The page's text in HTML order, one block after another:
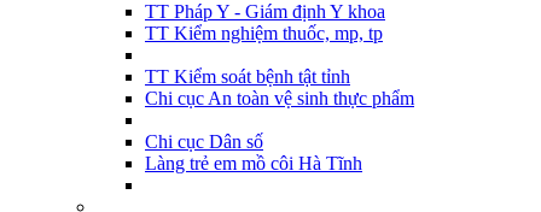
TT Pháp Y - Giám định Y khoa
TT Kiểm nghiệm thuốc, mp, tp
TT Kiểm soát bệnh tật tỉnh
Chi cục An toàn vệ sinh thực phẩm
Chi cục Dân số
Làng trẻ em mồ côi Hà Tĩnh